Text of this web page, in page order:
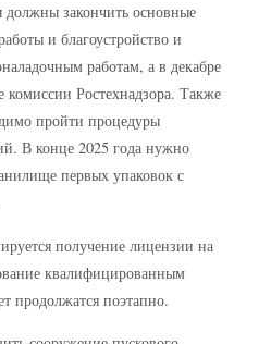
должны закончить основные
и благоустройство и
работам, а в декабре
комиссии Ростехнадзора. Также
пройти процедуры
В конце 2025 года нужно
первых упаковок с
получение лицензии на
квалифицированным
продолжатся поэтапно.